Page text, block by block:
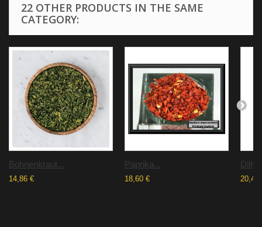
22 OTHER PRODUCTS IN THE SAME
CATEGORY:
Bohnenkraut...
14,86 €
Paprika...
18,60 € 20,47